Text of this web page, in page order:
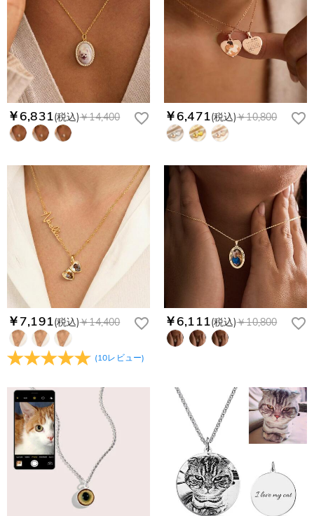
￥6,831(税込)￥14,400 ￥6,471(税込)￥10,800
￥7,191(税込)￥14,400
(10レビュー)
￥6,111(税込)￥10,800